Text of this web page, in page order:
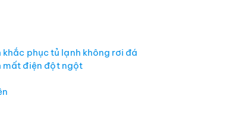
khắc phục tủ lạnh không rơi đá
mất điện đột ngột